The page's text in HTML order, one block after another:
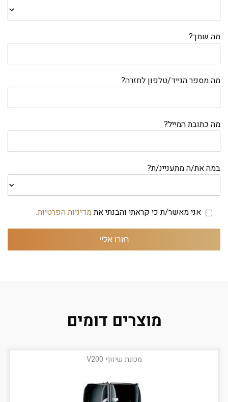
מה שמך?
מה מספר הנייד/טלפון לחזרה?
מה כתובת המייל?
במה את/ה מתעניינ/ת?
אני מאשר/ת כי קראתי והבנתי אתמדיניות הפרטיות.
מוצרים דומים
מכונת שיזוף V200